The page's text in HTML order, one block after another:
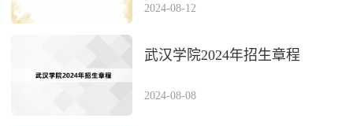
2024-08-12
武汉学院2024年招生章程
2024-08-08